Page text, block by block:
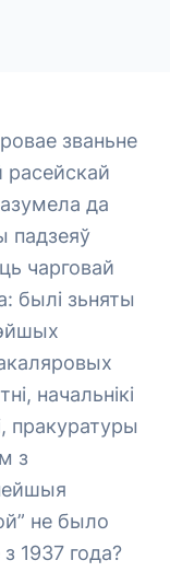
званьне
расейскай
да
падзеяў
чарговай
былі зьняты
начальнікі
пракуратуры
з
не было
1937 года?